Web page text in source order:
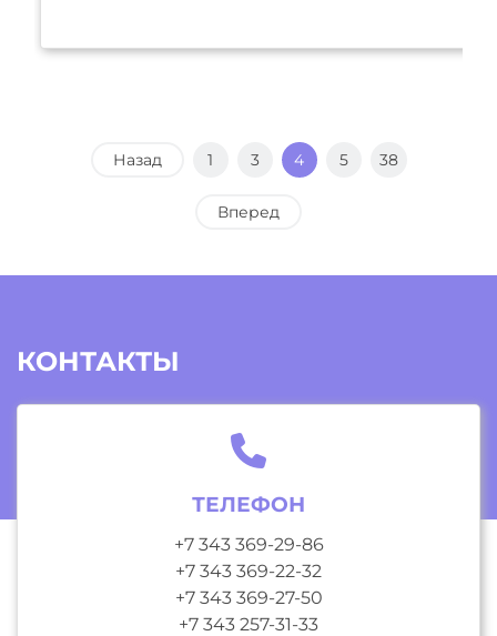
Назад 1 3 4 5 38
Вперед
КОНТАКТЫ
ТЕЛЕФОН
+7 343 369-29-86
+7 343 369-22-32
+7 343 369-27-50
+7 343 257-31-33